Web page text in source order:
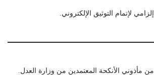
إلزامي لإتمام التوثيق الإلكتروني.
من مأذوني الأنكحة المعتمدين من وزارة العدل.